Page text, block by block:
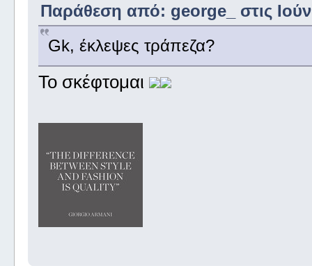
Παράθεση από: george_ στις
Gk, έκλεψες τράπεζα?
Το σκέφτομαι